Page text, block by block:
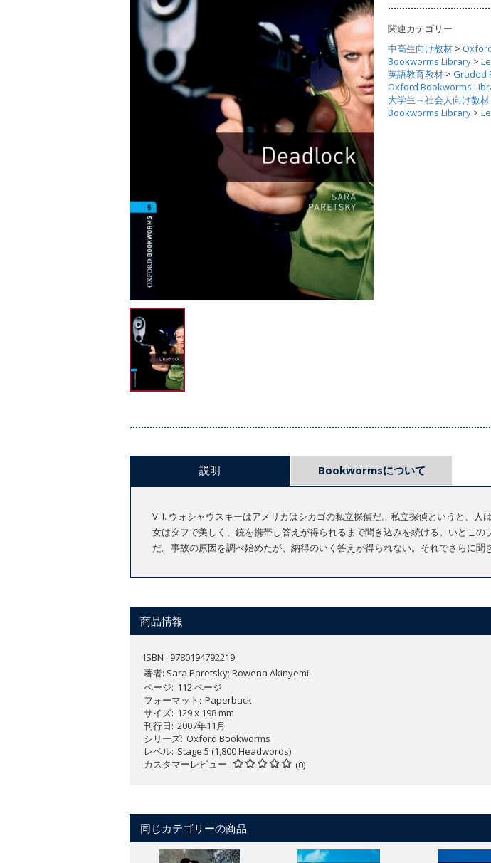
関連カテゴリー
中高生向け教材 >
Bookworms Library >
英語教育教材 > Graded
Oxford Bookworms
大学生～社会人向け教材
Bookworms Library >
説明 Bookwormsについて
V. I. ウォシャウスキーはアメリカはシカゴの私立探偵だ。私立探偵というと、
女はタフで美しく、銃を携帯し答えが得られるまで聞き込みを続ける。いとこ
だ。事故の原因を調べ始めたが、納得のいく答えが得られない。それでさらに聞
商品情報
ISBN : 9780194792219
著者: Sara Paretsky; Rowena Akinyemi
ページ 112 ページ
フォーマット
Paperback
サイズ 129 x 198 mm
刊行日 2007年11月
シリーズ Oxford Bookworms
レベル Stage 5 (1,800 Headwords)
カスタマーレビュー
(0)
同じカテゴリーの商品